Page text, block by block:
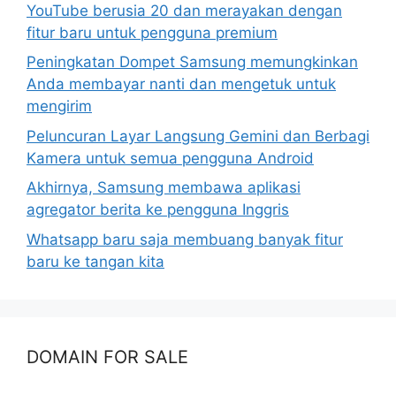
YouTube berusia 20 dan merayakan dengan
fitur baru untuk pengguna premium
Peningkatan Dompet Samsung memungkinkan
Anda membayar nanti dan mengetuk untuk
mengirim
Peluncuran Layar Langsung Gemini dan Berbagi
Kamera untuk semua pengguna Android
Akhirnya, Samsung membawa aplikasi
agregator berita ke pengguna Inggris
Whatsapp baru saja membuang banyak fitur
baru ke tangan kita
DOMAIN FOR SALE